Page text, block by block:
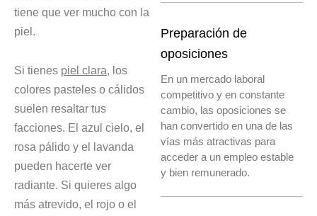
tiene que ver mucho con la
piel.
Si tienes piel clara, los
colores pasteles o cálidos
suelen resaltar tus
facciones. El azul cielo, el
rosa pálido y el lavanda
pueden hacerte ver
radiante. Si quieres algo
más atrevido, el rojo o el
Preparación de
oposiciones
En un mercado laboral
competitivo y en constante
cambio, las oposiciones se
han convertido en una de las
vías más atractivas para
acceder a un empleo estable
y bien remunerado.